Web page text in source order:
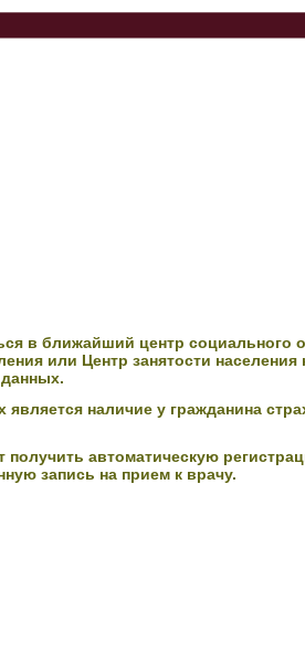
в ближайший центр социального
или Центр занятости населения
наличие у гражданина
автоматическую
запись на прием к врачу.